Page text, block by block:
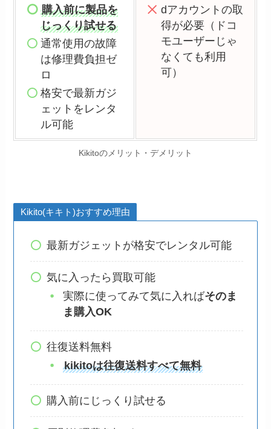
購入前に製品を
じっくり試せる
通常使用の故障
は修理費負担ゼ
ロ
格安で最新ガジ
ェットをレンタ
ル可能
dアカウントの取
得が必要（ドコ
モユーザーじゃ
なくても利用
可）
Kikitoのメリット・デメリット
Kikito(キキト)おすすめ理由
最新ガジェットが格安でレンタル可能
気に入ったら買取可能
実際に使ってみて気に入ればそのま
ま購入OK
往復送料無料
kikitoは往復送料すべて無料
購入前にじっくり試せる